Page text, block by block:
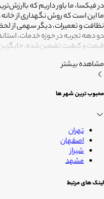
در فیکسا، ما باور داریم که
ما این است که روش نگهداری از خانه
نظافت و تعمیرات، دیگر سهمی از
دو دهه تجربه در حوزه خدمات،
قیمت و کیفیت تضمین‌شده،
متخصصانی بسپاریم که از فیلترهای
دقیقاً همان فضای امن و
آنکه شما فرصت بیشتری برای زندگی
مشاهده بیشتر
محبوب ترین شهر ها
تهران
اصفهان
شیراز
مشهد
لینک های مرتبط